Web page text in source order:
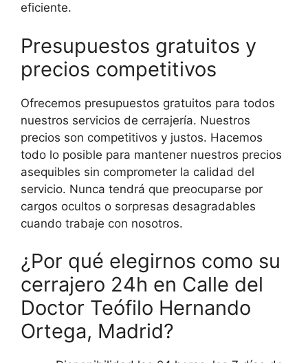
eficiente.
Presupuestos gratuitos y
precios competitivos
Ofrecemos presupuestos gratuitos para todos
nuestros servicios de cerrajería. Nuestros
precios son competitivos y justos. Hacemos
todo lo posible para mantener nuestros precios
asequibles sin comprometer la calidad del
servicio. Nunca tendrá que preocuparse por
cargos ocultos o sorpresas desagradables
cuando trabaje con nosotros.
¿Por qué elegirnos como su
cerrajero 24h en Calle del
Doctor Teófilo Hernando
Ortega, Madrid?